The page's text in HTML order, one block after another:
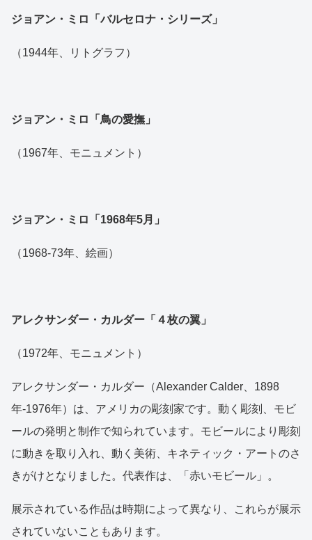
ジョアン・ミロ「バルセロナ・シリーズ」
（1944年、リトグラフ）
ジョアン・ミロ「鳥の愛撫」
（1967年、モニュメント）
ジョアン・ミロ「1968年5月」
（1968-73年、絵画）
アレクサンダー・カルダー「４枚の翼」
（1972年、モニュメント）
アレクサンダー・カルダー（Alexander Calder、1898
年-1976年）は、アメリカの彫刻家です。動く彫刻、モビ
ールの発明と制作で知られています。モビールにより彫刻
に動きを取り入れ、動く美術、キネティック・アートのさ
きがけとなりました。代表作は、「赤いモビール」。
展示されている作品は時期によって異なり、これらが展示
されていないこともあります。